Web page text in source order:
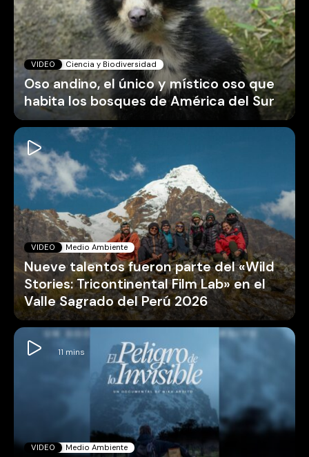
VIDEO Ciencia y Biodiversidad
Oso andino, el único y místico oso que
habita los bosques de América del Sur
VIDEO Medio Ambiente
Nueve talentos fueron parte del «Wild
Stories: Tricontinental Film Lab» en el
Valle Sagrado del Perú 2026
VIDEO Medio Ambiente